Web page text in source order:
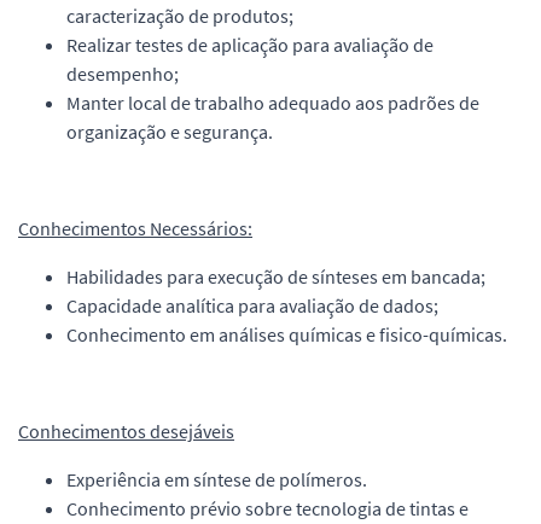
caracterização de produtos;
Realizar testes de aplicação para avaliação de
desempenho;
Manter local de trabalho adequado aos padrões de
organização e segurança.
Conhecimentos Necessários:
Habilidades para execução de sínteses em bancada;
Capacidade analítica para avaliação de dados;
Conhecimento em análises químicas e fisico-químicas.
Conhecimentos desejáveis
Experiência em síntese de polímeros.
Conhecimento prévio sobre tecnologia de tintas e